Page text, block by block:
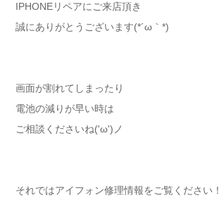
IPHONEリペアにご来店頂き
誠にありがとうございます(*´ω｀*)
画面が割れてしまったり
電池の減りが早い時は
ご相談くださいね('ω')ノ
それではアイフォン修理情報をご覧ください！